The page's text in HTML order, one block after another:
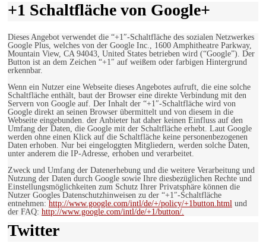
+1 Schaltfläche von Google+
Dieses Angebot verwendet die “+1″-Schaltfläche des sozialen Netzwerkes
Google Plus, welches von der Google Inc., 1600 Amphitheatre Parkway,
Mountain View, CA 94043, United States betrieben wird (“Google”). Der
Button ist an dem Zeichen “+1″ auf weißem oder farbigen Hintergrund
erkennbar.
Wenn ein Nutzer eine Webseite dieses Angebotes aufruft, die eine solche
Schaltfläche enthält, baut der Browser eine direkte Verbindung mit den
Servern von Google auf. Der Inhalt der “+1″-Schaltfläche wird von
Google direkt an seinen Browser übermittelt und von diesem in die
Webseite eingebunden. der Anbieter hat daher keinen Einfluss auf den
Umfang der Daten, die Google mit der Schaltfläche erhebt. Laut Google
werden ohne einen Klick auf die Schaltfläche keine personenbezogenen
Daten erhoben. Nur bei eingeloggten Mitgliedern, werden solche Daten,
unter anderem die IP-Adresse, erhoben und verarbeitet.
Zweck und Umfang der Datenerhebung und die weitere Verarbeitung und
Nutzung der Daten durch Google sowie Ihre diesbezüglichen Rechte und
Einstellungsmöglichkeiten zum Schutz Ihrer Privatsphäre können die
Nutzer Googles Datenschutzhinweisen zu der “+1″-Schaltfläche
entnehmen: http://www.google.com/intl/de/+/policy/+1button.html und
der FAQ: http://www.google.com/intl/de/+1/button/.
Twitter